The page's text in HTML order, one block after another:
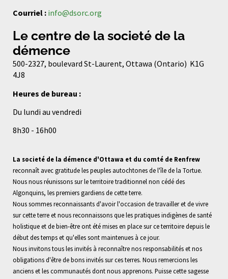
Courriel : info@dsorc.org
Le centre de la societé de la
démence
500-2327, boulevard St-Laurent, Ottawa (Ontario) K1G
4J8
Heures de bureau :
Du lundi au vendredi
8h30 - 16h00
La societé de la démence d'Ottawa et du comté de Renfrew
reconnaît avec gratitude les peuples autochtones de l'île de la Tortue.
Nous nous réunissons sur le territoire traditionnel non cédé des
Algonquins, les premiers gardiens de cette terre.
Nous sommes reconnaissants d'avoir l'occasion de travailler et de vivre
sur cette terre et nous reconnaissons que les pratiques indigènes de santé
holistique et de bien-être ont été mises en place sur ce territoire depuis le
début des temps et qu'elles sont maintenues à ce jour.
Nous invitons tous les invités à reconnaître nos responsabilités et nos
obligations d'être de bons invités sur ces terres. Nous remercions les
anciens et les communautés dont nous apprenons. Puisse cette sagesse